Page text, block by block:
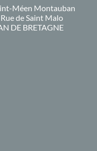
Méen Montauban
de Saint Malo
DE BRETAGNE